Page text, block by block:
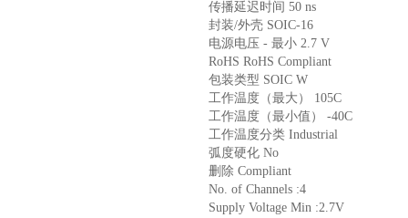
传播延迟时间 50 ns
封装/外壳 SOIC-16
电源电压 - 最小 2.7 V
RoHS RoHS Compliant
包装类型 SOIC W
工作温度（最大） 105C
工作温度（最小值） -40C
工作温度分类 Industrial
弧度硬化 No
删除 Compliant
No. of Channels :4
Supply Voltage Min :2.7V